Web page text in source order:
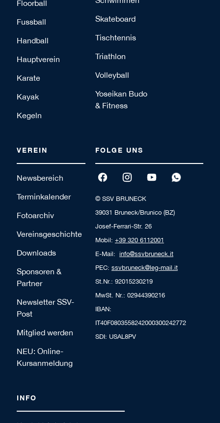
Floorball
Fussball
Handball
Hauptverein
Karate
Kayak
Kegeln
Skateboard
Tischtennis
Triathlon
Volleyball
Yoseikan Budo
& Fitness
VEREIN
Newsbereich
Terminkalender
Fotoarchiv
Vereinsgeschichte
Downloads
Sponsoren &
Partner
Newsletter SSV-
Post
Mitglied werden
NEU: Online-
Kursanmeldung
FOLGE UNS
© SSV BRUNECK
39031 Bruneck/Brunico (BZ)
Josef-Ferrari-Str. 26
Mobil: +39 320 6112001
E-Mail: info@ssvbruneck.it
PEC: ssvbruneck@leg-mail.it
St.Nr.: 92015230219
MwSt. Nr.: 02944390216
IBAN:
IT40F0803558242000300242772
SDI: USAL8PV
INFO